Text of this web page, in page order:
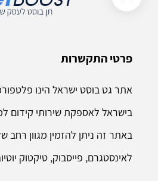
פרטי התקשרות
אתר גט בוסט ישראל הינו
בישראל לאספקת שירותי קידום
באתר זה ניתן להזמין מגוון רחב
לאינסטגרם, פייסבוק, טיקטוק